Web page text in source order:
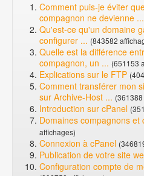
Comment puis-je éviter
compagnon ne devienne ...
Qu'est-ce qu'un domaine
configurer ... (843582
Quelle est la différence
compagnon, un ... (651153
Explications sur le FTP
Comment transférer mon
sur Archive-Host ...
Introduction sur cPanel
Domaines compagnons et
affichages)
Connexion à cPanel
Publication de votre site
Configuration compte de